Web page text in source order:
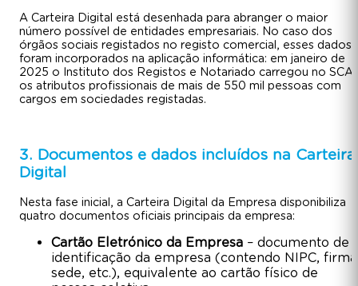
A Carteira Digital está desenhada para abranger o maior
número possível de entidades empresariais. No caso dos
órgãos sociais registados no registo comercial, esses dados
foram incorporados na aplicação informática: em janeiro de
2025 o Instituto dos Registos e Notariado carregou no
os atributos profissionais de mais de 550 mil pessoas com
cargos em sociedades registadas.
3. Documentos e dados incluídos na Carteira
Digital
Nesta fase inicial, a Carteira Digital da Empresa disponibiliza
quatro documentos oficiais principais da empresa:
Cartão Eletrónico da Empresa – documento de
identificação da empresa (contendo NIPC,
sede, etc.), equivalente ao cartão físico de